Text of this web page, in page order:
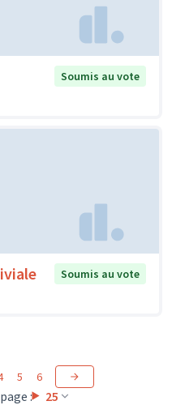
Soumis au vote
Soumis au vote
: 25
5 6